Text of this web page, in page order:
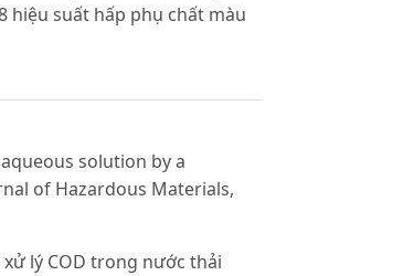
hiệu suất hấp phụ chất màu
solution by a
of Hazardous Materials,
lý COD trong nước thải